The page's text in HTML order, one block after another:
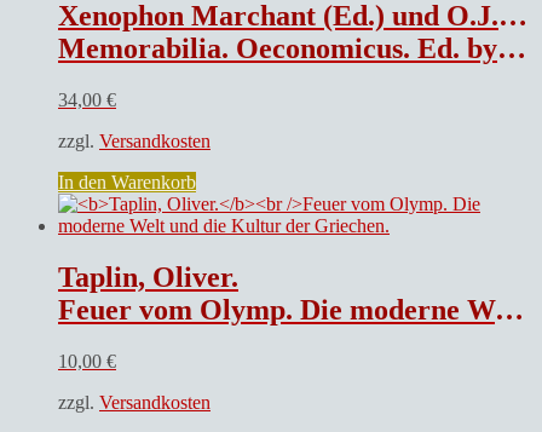
Xenophon Marchant (Ed.) und O.J. Todd (Ed.).
Memorabilia. Oeconomicus. Ed. by E.C. Marchant. Symposium. Apology. Ed. by O.J. Todd. Griechisch-Englisch.
34,00 €
zzgl. Versandkosten
In den Warenkorb
Taplin, Oliver.
Feuer vom Olymp. Die moderne Welt und die Kultur der Griechen.
10,00 €
zzgl. Versandkosten